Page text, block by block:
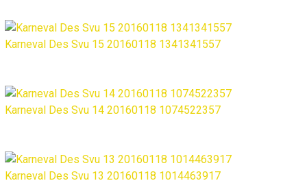
Karneval Des Svu 15 20160118 1341341557
Karneval Des Svu 14 20160118 1074522357
Karneval Des Svu 13 20160118 1014463917